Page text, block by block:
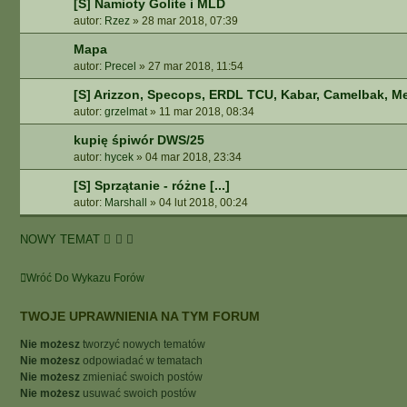
[S] Namioty Golite i MLD
autor: Rzez » 28 mar 2018, 07:39
Mapa
autor: Precel » 27 mar 2018, 11:54
[S] Arizzon, Specops, ERDL TCU, Kabar, Camelbak,
autor: grzelmat» 11 mar 2018, 08:34
kupię śpiwór DWS/25
autor: hycek » 04 mar 2018, 23:34
[S] Sprzątanie - różne [...]
autor: Marshall » 04 lut 2018, 00:24
NOWY TEMAT
Wróć Do Wykazu Forów
TWOJE UPRAWNIENIA NA TYM FORUM
Nie możesz tworzyć nowych tematów
Nie możesz odpowiadać w tematach
Nie możesz zmieniać swoich postów
Nie możesz usuwać swoich postów